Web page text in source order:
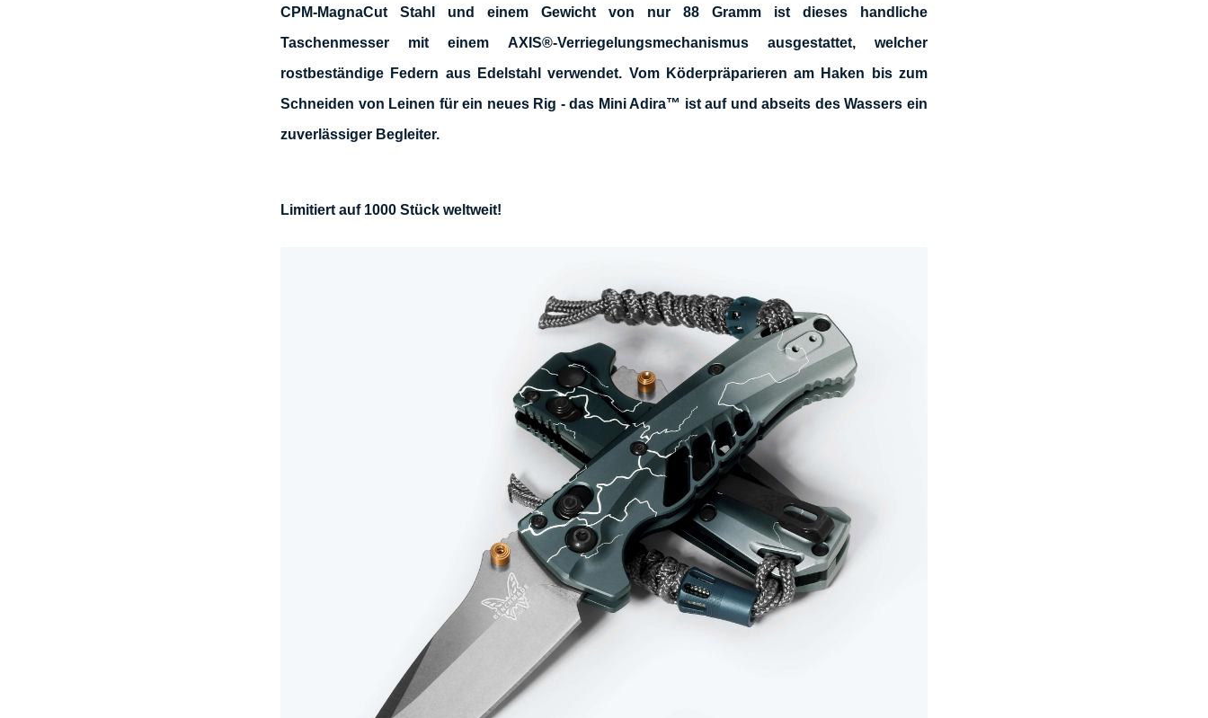
CPM-MagnaCut Stahl und einem Gewicht von nur 88 Gramm ist dieses handliche
Taschenmesser mit einem AXIS®-Verriegelungsmechanismus ausgestattet, welcher
rostbeständige Federn aus Edelstahl verwendet. Vom Köderpräparieren am Haken bis zum
Schneiden von Leinen für ein neues Rig - das Mini Adira™ ist auf und abseits des Wassers ein
zuverlässiger Begleiter.
Limitiert auf 1000 Stück weltweit!